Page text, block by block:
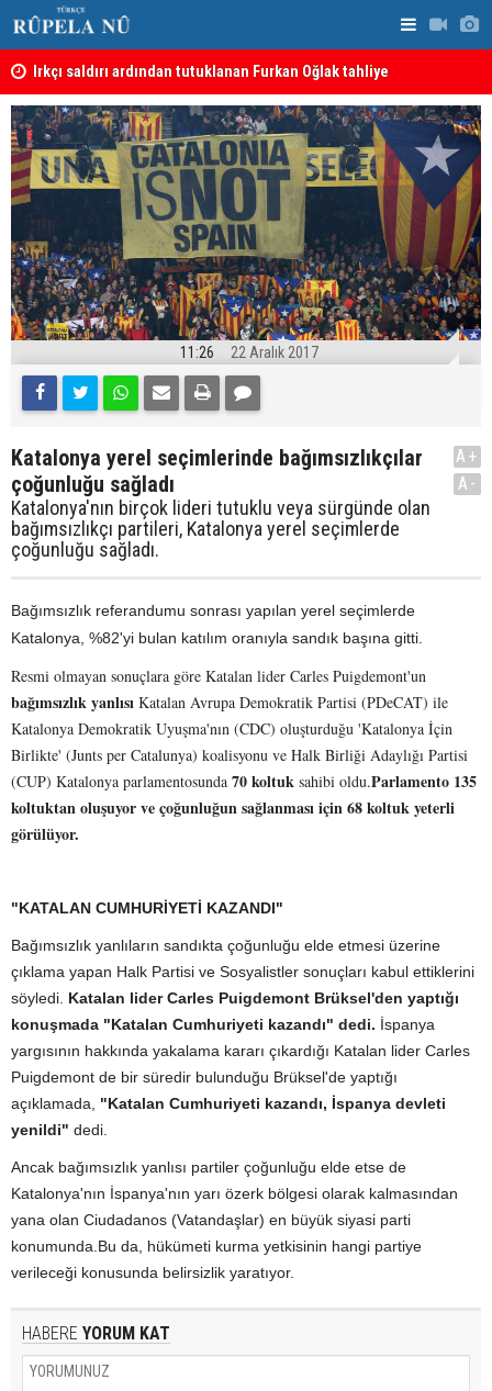
Irkçı saldırı ardından tutuklanan Furkan Oğlak tahliye
edildi
11:26 22 Aralık 2017
Katalonya yerel seçimlerinde bağımsızlıkçılar
çoğunluğu sağladı
Katalonya'nın birçok lideri tutuklu veya sürgünde olan
bağımsızlıkçı partileri, Katalonya yerel seçimlerde
çoğunluğu sağladı.
A+
A-
Bağımsızlık referandumu sonrası yapılan yerel seçimlerde
Katalonya, %82'yi bulan katılım oranıyla sandık başına gitti.
Resmi olmayan sonuçlara göre Katalan lider Carles Puigdemont'un
bağımsızlık yanlısı Katalan Avrupa Demokratik Partisi (PDeCAT) ile
Katalonya Demokratik Uyuşma'nın (CDC) oluşturduğu 'Katalonya İçin
Birlikte' (Junts per Catalunya) koalisyonu ve Halk Birliği Adaylığı Partisi
(CUP) Katalonya parlamentosunda 70 koltuk sahibi oldu.Parlamento 135
koltuktan oluşuyor ve çoğunluğun sağlanması için 68 koltuk yeterli
görülüyor.
"KATALAN CUMHURİYETİ KAZANDI"
Bağımsızlık yanlıların sandıkta çoğunluğu elde etmesi üzerine
çıklama yapan Halk Partisi ve Sosyalistler sonuçları kabul ettiklerini
söyledi. Katalan lider Carles Puigdemont Brüksel'den yaptığı
konuşmada "Katalan Cumhuriyeti kazandı" dedi. İspanya
yargısının hakkında yakalama kararı çıkardığı Katalan lider Carles
Puigdemont de bir süredir bulunduğu Brüksel'de yaptığı
açıklamada,
"Katalan Cumhuriyeti kazandı, İspanya devleti
yenildi" dedi.
Ancak bağımsızlık yanlısı partiler çoğunluğu elde etse de
Katalonya'nın İspanya'nın yarı özerk bölgesi olarak kalmasından
yana olan Ciudadanos (Vatandaşlar) en büyük siyasi parti
konumunda.Bu da, hükümeti kurma yetkisinin hangi partiye
verileceği konusunda belirsizlik yaratıyor.
HABERE YORUM KAT